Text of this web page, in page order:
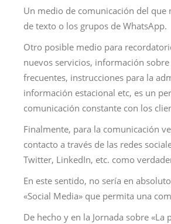
Un medio de comunicación del que
de texto o los grupos de WhatsApp.
Otro posible medio para
nuevos servicios, información
frecuentes, instrucciones para la
información estacional etc, es un
comunicación constante con los
Finalmente, para la comunicación
contacto a través de las redes
Twitter, LinkedIn, etc. como
En este sentido, no sería en
«Social Media» que permita una
De hecho y en la Jornada sobre